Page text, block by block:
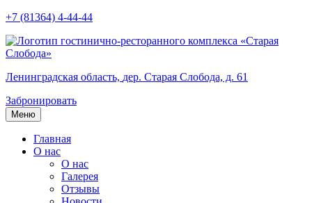
+7 (81364) 4-44-44
Ленинградская область, дер. Старая Слобода, д. 61
Забронировать
Меню
Главная
О нас
О нас
Галерея
Отзывы